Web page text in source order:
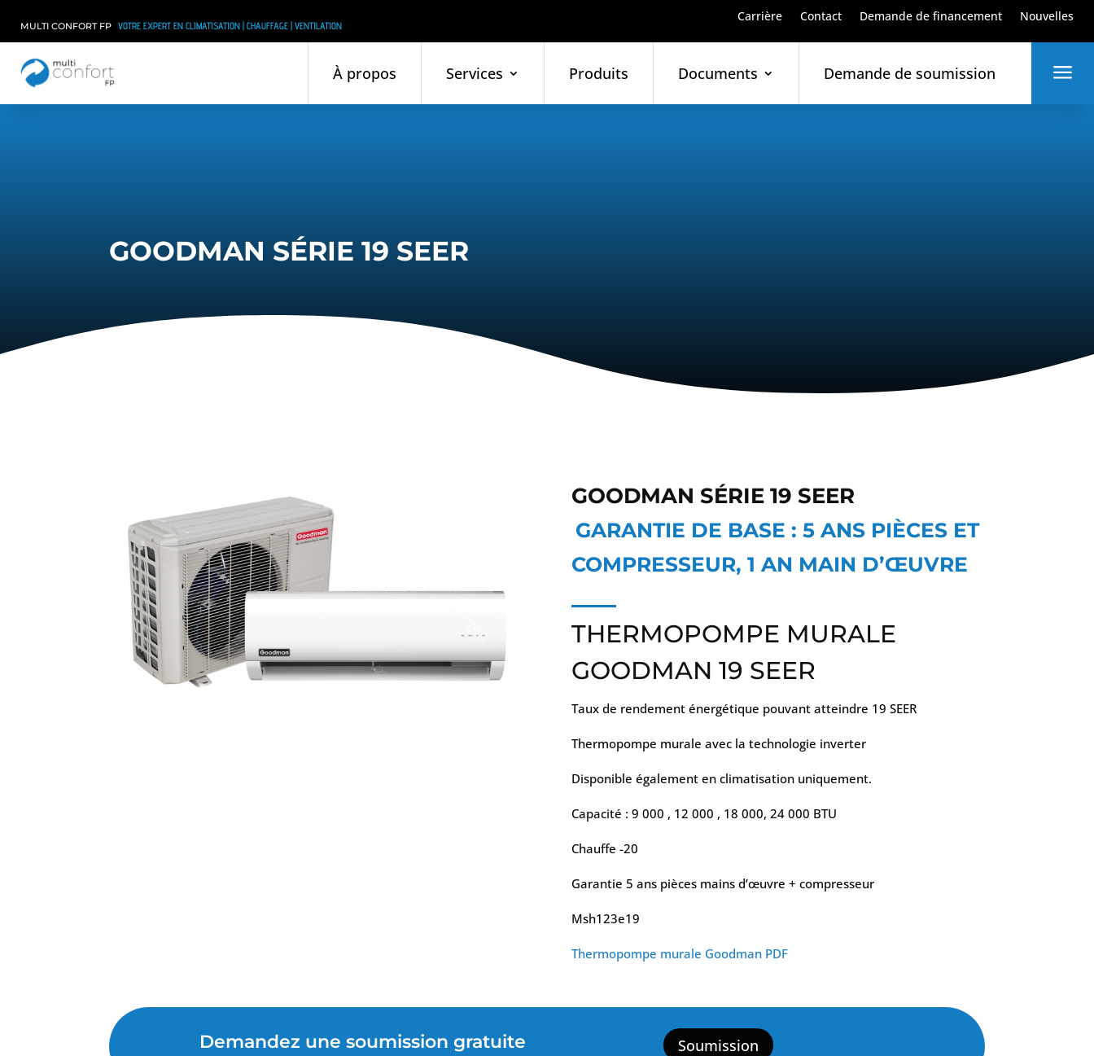
MULTI CONFORT FP VOTRE EXPERT EN CLIMATISATION | CHAUFFAGE | VENTILATION
Carrière Contact Demande de financement Nouvelles
À propos Services Produits Documents Demande de soumission a
GOODMAN SÉRIE 19 SEER
GOODMAN SÉRIE 19 SEER
GARANTIE DE BASE : 5 ANS PIÈCES ET
COMPRESSEUR, 1 AN MAIN D’ŒUVRE
THERMOPOMPE MURALE
GOODMAN 19 SEER
Taux de rendement énergétique pouvant atteindre 19 SEER
Thermopompe murale avec la technologie inverter
Disponible également en climatisation uniquement.
Capacité : 9 000 , 12 000 , 18 000, 24 000 BTU
Chauffe -20
Garantie 5 ans pièces mains d’œuvre + compresseur
Msh123e19
Thermopompe murale Goodman PDF
Demandez une soumission gratuite Soumission